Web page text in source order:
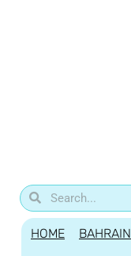
HOME BAHRAIN